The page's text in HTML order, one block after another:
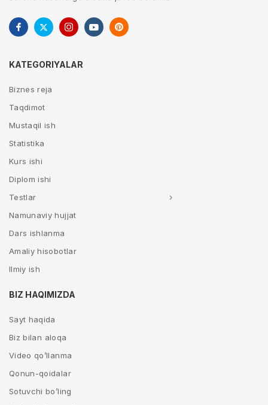
KATEGORIYALAR
Biznes reja
Taqdimot
Mustaqil ish
Statistika
Kurs ishi
Diplom ishi
Testlar
Namunaviy hujjat
Dars ishlanma
Amaliy hisobotlar
Ilmiy ish
BIZ HAQIMIZDA
Sayt haqida
Biz bilan aloqa
Video qo’llanma
Qonun-qoidalar
Sotuvchi bo’ling